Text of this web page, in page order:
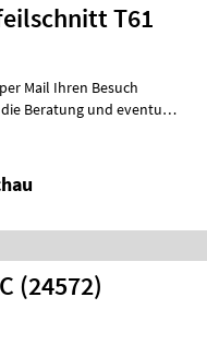
T61
(24572)